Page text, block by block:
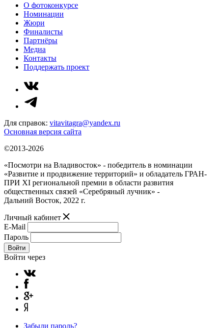
О фотоконкурсе
Номинации
Жюри
Финалисты
Партнёры
Медиа
Контакты
Поддержать проект
Для справок: vitavitagra@yandex.ru
Основная версия сайта
©2013-2026
«Посмотри на Владивосток» - победитель в номинации
«Развитие и продвижение территорий» и обладатель ГРАН-
ПРИ XI региональной премии в области развития
общественных связей «Серебряный лучник» -
Дальний Восток, 2022 г.
Личный кабинет
E-Mail
Пароль
Войти
Войти через
Забыли пароль?